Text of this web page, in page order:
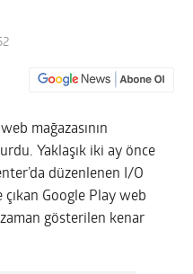
mağazasının
Yaklaşık iki ay önce
düzenlenen I/O
Google Play web
gösterilen kenar